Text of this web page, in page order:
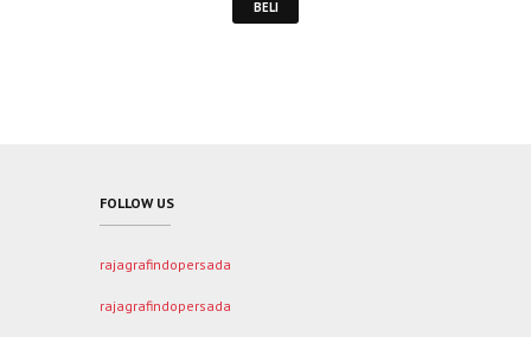
BELI
FOLLOW US
rajagrafindopersada
rajagrafindopersada